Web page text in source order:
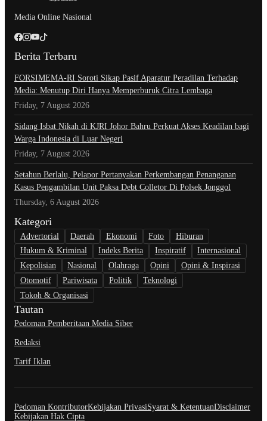
Media Online Nasional
Berita Terbaru
​FORSIMEMA-RI Soroti Sikap Pasif Aparatur Peradilan Terhadap
Media: Menutup Diri Hanya Memperburuk Citra Lembaga
Friday, 7 August 2026
Sidang Isbat Nikah di KJRI Johor Bahru Perkuat Akses Keadilan bagi
Warga Indonesia di Luar Negeri
Friday, 7 August 2026
Setahun Berlalu, Pelapor Pertanyakan Perkembangan Penanganan
Kasus Pengambilan Unit Paksa Debt Colletor Di Polsek Jonggol
Thursday, 6 August 2026
Kategori
Advertorial Daerah Ekonomi Foto
Hiburan
Hukum & Kriminal
Indeks Berita Inspiratif
Internasional
Kepolisian
Nasional Olahraga Opini
Opini & Inspirasi
Otomotif
Pariwisata Politik
Teknologi
Tokoh & Organisasi
Tautan
Pedoman Pemberitaan Media Siber
Redaksi
Tarif Iklan
Pedoman KontributorKebijakan PrivasiSyarat & KetentuanDisclaimer
Kebijakan Hak Cipta